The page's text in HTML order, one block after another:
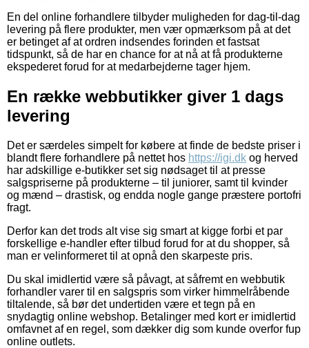
En del online forhandlere tilbyder muligheden for dag-til-dag
levering på flere produkter, men vær opmærksom på at det
er betinget af at ordren indsendes forinden et fastsat
tidspunkt, så de har en chance for at nå at få produkterne
ekspederet forud for at medarbejderne tager hjem.
En række webbutikker giver 1 dags
levering
Det er særdeles simpelt for købere at finde de bedste priser i
blandt flere forhandlere på nettet hos https://igi.dk og herved
har adskillige e-butikker set sig nødsaget til at presse
salgspriserne på produkterne – til juniorer, samt til kvinder
og mænd – drastisk, og endda nogle gange præstere portofri
fragt.
Derfor kan det trods alt vise sig smart at kigge forbi et par
forskellige e-handler efter tilbud forud for at du shopper, så
man er velinformeret til at opnå den skarpeste pris.
Du skal imidlertid være så påvagt, at såfremt en webbutik
forhandler varer til en salgspris som virker himmelråbende
tiltalende, så bør det undertiden være et tegn på en
snydagtig online webshop. Betalinger med kort er imidlertid
omfavnet af en regel, som dækker dig som kunde overfor fup
online outlets.